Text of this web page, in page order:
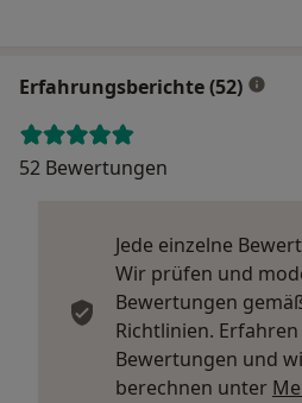
Erfahrungsberichte (52)
52 Bewertungen
Jede einzelne
Wir prüfen und
Bewertungen
Richtlinien.
Bewertungen und
berechnen unter